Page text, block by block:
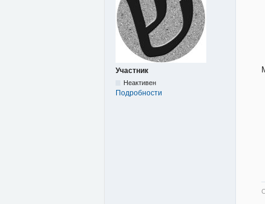
Участник
Неактивен
Подробности